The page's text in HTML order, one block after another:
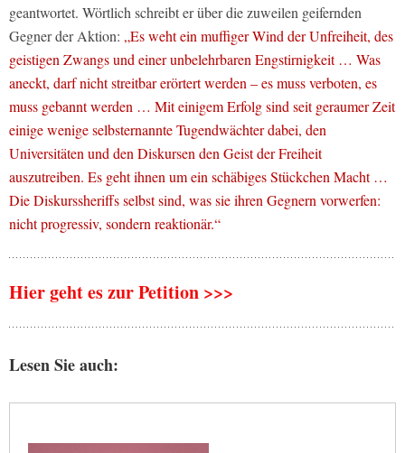
geantwortet. Wörtlich schreibt er über die zuweilen geifernden
Gegner der Aktion: „Es weht ein muffiger Wind der Unfreiheit, des
geistigen Zwangs und einer unbelehrbaren Engstirnigkeit … Was
aneckt, darf nicht streitbar erörtert werden – es muss verboten, es
muss gebannt werden … Mit einigem Erfolg sind seit geraumer Zeit
einige wenige selbsternannte Tugendwächter dabei, den
Universitäten und den Diskursen den Geist der Freiheit
auszutreiben. Es geht ihnen um ein schäbiges Stückchen Macht …
Die Diskurssheriffs selbst sind, was sie ihren Gegnern vorwerfen:
nicht progressiv, sondern reaktionär.“
Hier geht es zur Petition >>>
Lesen Sie auch: